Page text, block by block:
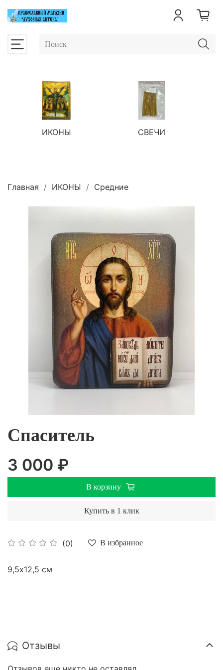
ИКОНЫ СВЕЧИ
Главная ИКОНЫ Средние
Спаситель
(0) В избранное
3 000 ₽
В корзину
Купить в 1 клик
9,5х12,5 см
Отзывы